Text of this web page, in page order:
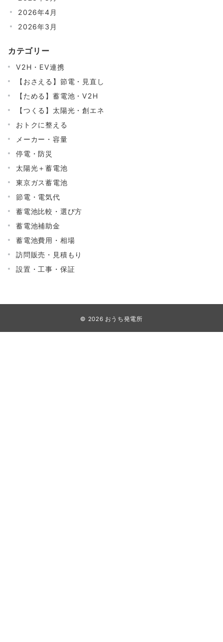
2026年4月
2026年3月
カテゴリー
V2H・EV連携
【おさえる】節電・見直し
【ためる】蓄電池・V2H
【つくる】太陽光・創エネ
おトクに整える
メーカー・容量
停電・防災
太陽光＋蓄電池
東京ガス蓄電池
節電・電気代
蓄電池比較・選び方
蓄電池補助金
蓄電池費用・相場
訪問販売・見積もり
設置・工事・保証
© 2026 おうち発電所